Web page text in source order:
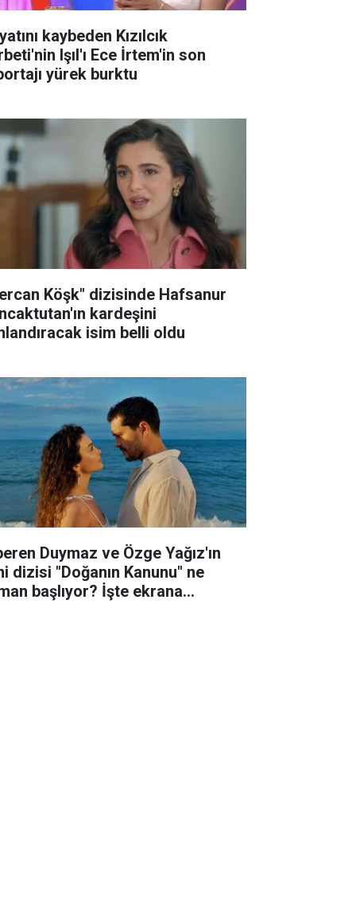
kaybeden Kızılcık
Işıl'ı Ece İrtem'in son
yürek burktu
Köşk" dizisinde Hafsanur
kardeşini
isim belli oldu
Duymaz ve Özge Yağız'ın
dizisi "Doğanın Kanunu" ne
başlıyor? İşte ekrana